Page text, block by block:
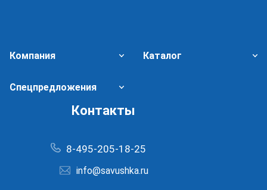
Компания Каталог
Спецпредложения
Контакты
8-495-205-18-25
info@savushka.ru